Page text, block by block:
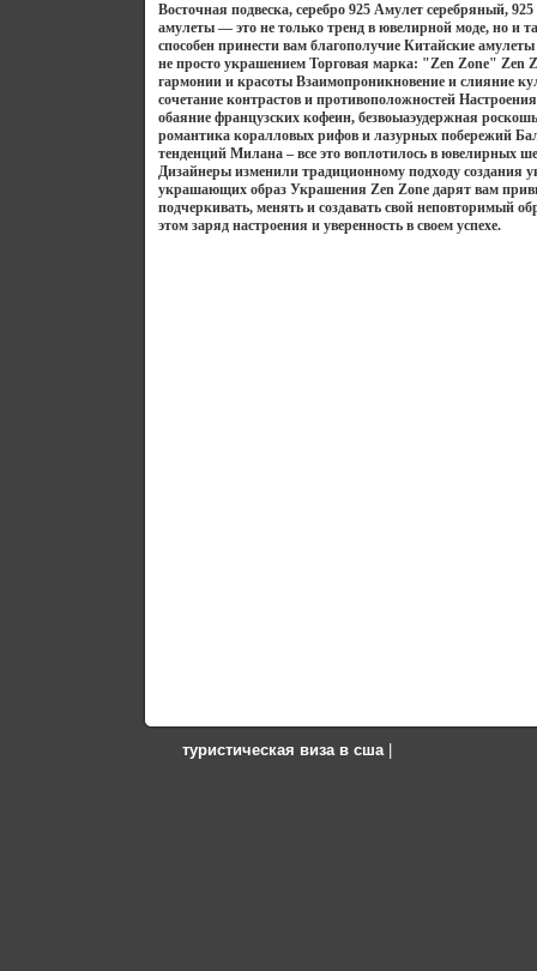
Восточная подвеска, серебро 925 Амулет серебряный,
амулеты — это не только тренд в ювелирной моде, но и
способен принести вам благополучие Китайские амулеты
не просто украшением Торговая марка: "Zen Zone" Zen
гармонии и красоты Взаимопроникновение и слияние
сочетание контрастов и противоположностей
обаяние французских кофеин, безвоыаэудержная
романтика коралловых рифов и лазурных побережий
тенденций Милана – все это воплотилось в ювелирных
Дизайнеры изменили традиционному подходу создания
украшающих образ Украшения Zen Zone дарят вам
подчеркивать, менять и создавать свой неповторимый
этом заряд настроения и уверенность в своем успехе.
туристическая виза в сша|